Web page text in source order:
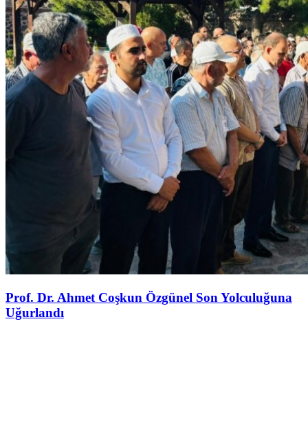
Prof. Dr. Ahmet Coşkun Özgünel Son Yolculuğuna
Uğurlandı